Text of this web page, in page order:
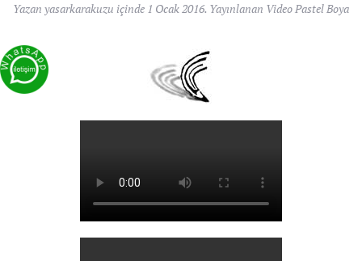
Yazan yasarkarakuzu içinde 1 Ocak 2016. Yayınlanan Video Pastel Boya